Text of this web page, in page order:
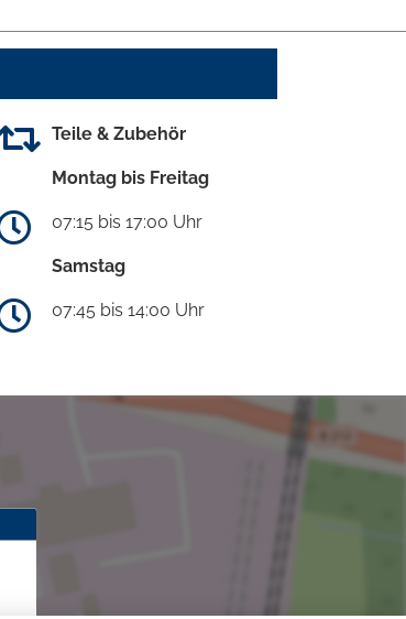
Teile & Zubehör
Montag bis Freitag
07:15 bis 17:00 Uhr
Samstag
07:45 bis 14:00 Uhr